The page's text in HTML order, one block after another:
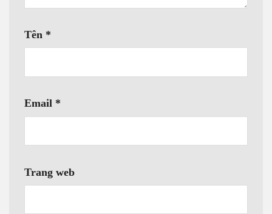
Tên *
Email *
Trang web